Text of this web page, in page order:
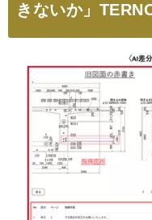
きないか」